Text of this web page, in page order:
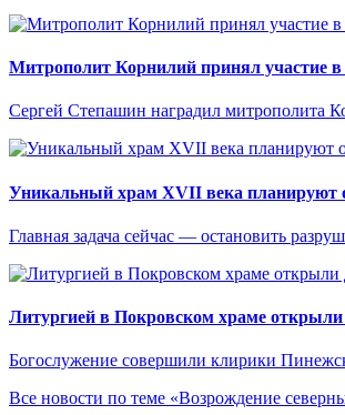
Митрополит Корнилий принял участие в
Сергей Степашин наградил митрополита
Уникальный храм XVII века планируют
Главная задача сейчас — остановить
Литургией в Покровском храме
Богослужение совершили клирики
Все новости по теме «Возрождение